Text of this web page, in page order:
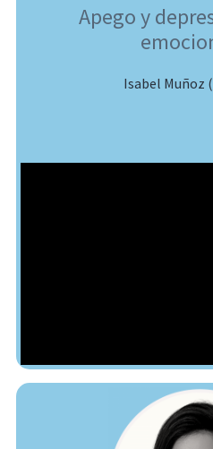
Apego y
Isabel Muñoz